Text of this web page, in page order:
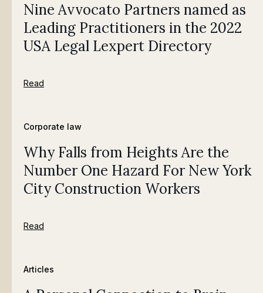
Nine Avvocato Partners named as
Leading Practitioners in the 2022
USA Legal Lexpert Directory
Read
Corporate law
Why Falls from Heights Are the
Number One Hazard For New York
City Construction Workers
Read
Articles